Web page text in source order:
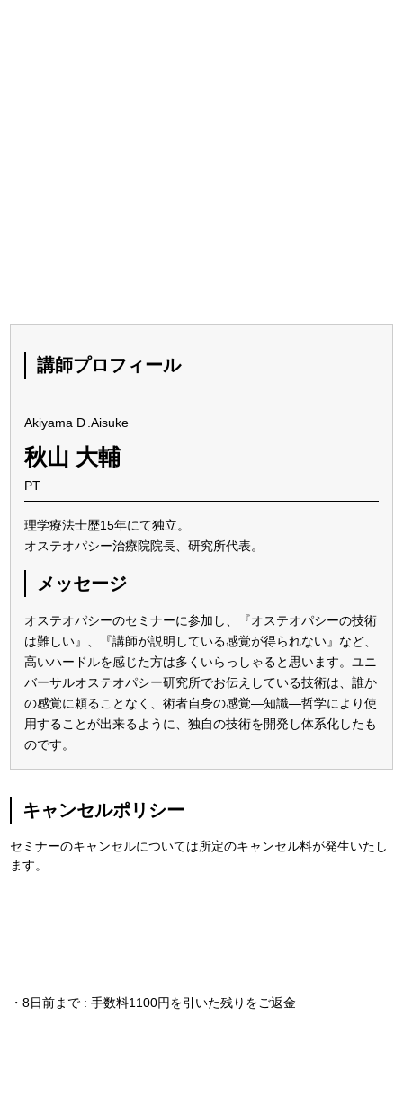
講師プロフィール
Akiyama D .Aisuke
秋山 大輔
PT
理学療法士歴15年にて独立。
オステオパシー治療院院長、研究所代表。
メッセージ
オステオパシーのセミナーに参加し、『オステオパシーの技術
は難しい』、『講師が説明している感覚が得られない』など、
高いハードルを感じた方は多くいらっしゃると思います。ユニ
バーサルオステオパシー研究所でお伝えしている技術は、誰か
の感覚に頼ることなく、術者自身の感覚―知識―哲学により使
用することが出来るように、独自の技術を開発し体系化したも
のです。
キャンセルポリシー
セミナーのキャンセルについては所定のキャンセル料が発生いたし
ます。
・8日前まで : 手数料1100円を引いた残りをご返金